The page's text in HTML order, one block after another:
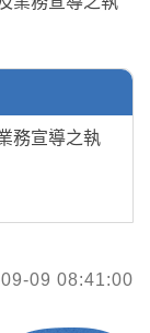
務宣導之執
09 08:41:00